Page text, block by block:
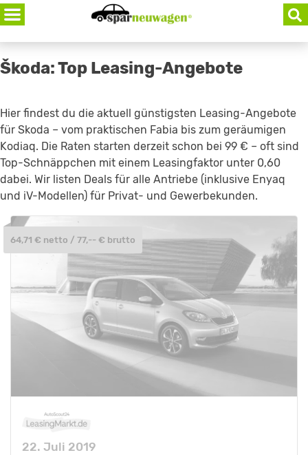
Skip
to
content
Škoda: Top Leasing-Angebote
Hier findest du die aktuell günstigsten Leasing-Angebote
für Skoda – vom praktischen Fabia bis zum geräumigen
Kodiaq. Die Raten starten derzeit schon bei 99 € – oft sind
Top-Schnäppchen mit einem Leasingfaktor unter 0,60
dabei. Wir listen Deals für alle Antriebe (inklusive Enyaq
und iV-Modellen) für Privat- und Gewerbekunden.
22. Juli 2019
64,71 € netto / 77,-- € brutto